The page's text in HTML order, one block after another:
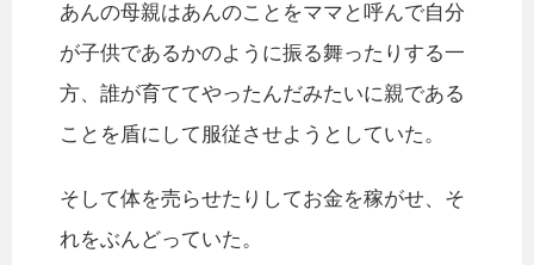
あんの母親はあんのことをママと呼んで自分
が子供であるかのように振る舞ったりする一
方、誰が育ててやったんだみたいに親である
ことを盾にして服従させようとしていた。
そして体を売らせたりしてお金を稼がせ、そ
れをぶんどっていた。